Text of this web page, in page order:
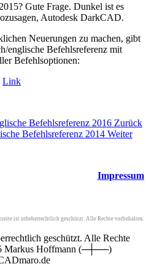
Gute Frage. Dunkel ist es
Autodesk DarkCAD.
Neuerungen zu machen, gibt
englische Befehlsreferenz mit
Befehlsoptionen:
Link
Befehlsreferenz 2016 Zurück
Befehlsreferenz 2014 Weiter
Impressum
ist urheberrechtlich geschützt. Alle Rechte vorbehalten.
geschützt. Alle Rechte
Hoffmann (─┼──)